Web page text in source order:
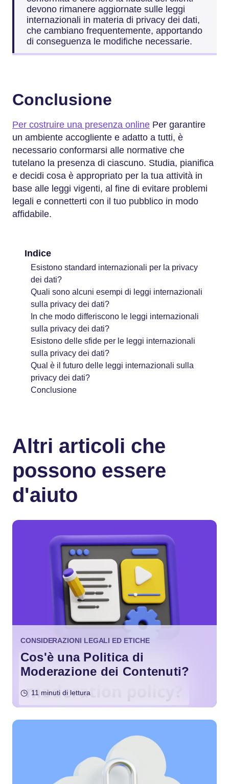
devono rimanere aggiornate sulle leggi
internazionali in materia di privacy dei dati,
che cambiano frequentemente, apportando
di conseguenza le modifiche necessarie.
Conclusione
Per costruire una presenza online Per garantire
un ambiente accogliente e adatto a tutti, è
necessario conformarsi alle normative che
tutelano la presenza di ciascuno. Studia, pianifica
e decidi cosa è appropriato per la tua attività in
base alle leggi vigenti, al fine di evitare problemi
legali e connetterti con il tuo pubblico in modo
affidabile.
Indice
Esistono standard internazionali per la privacy
dei dati?
Quali sono alcuni esempi di leggi internazionali
sulla privacy dei dati?
In che modo differiscono le leggi internazionali
sulla privacy dei dati?
Esistono delle sfide per le leggi internazionali
sulla privacy dei dati?
Qual è il futuro delle leggi internazionali sulla
privacy dei dati?
Conclusione
Altri articoli che
possono essere
d'aiuto
CONSIDERAZIONI LEGALI ED ETICHE
Cos'è una Politica di
Moderazione dei Contenuti?
11 minuti di lettura